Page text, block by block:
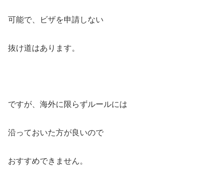
可能で、ビザを申請しない
抜け道はあります。
ですが、海外に限らずルールには
沿っておいた方が良いので
おすすめできません。